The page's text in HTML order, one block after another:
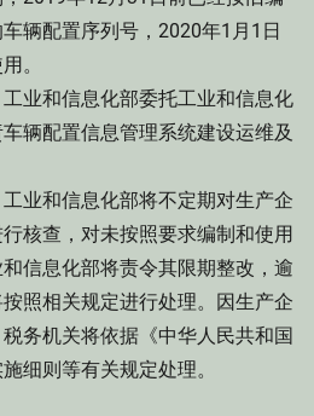
辆配置序列号，2020年1月1日
。
和信息化部委托工业和信息化
辆配置信息管理系统建设运维及
和信息化部将不定期对生产企
核查，对未按照要求编制和使用
信息化部将责令其限期整改，逾
照相关规定进行处理。因生产企
务机关将依据《中华人民共和国
细则等有关规定处理。